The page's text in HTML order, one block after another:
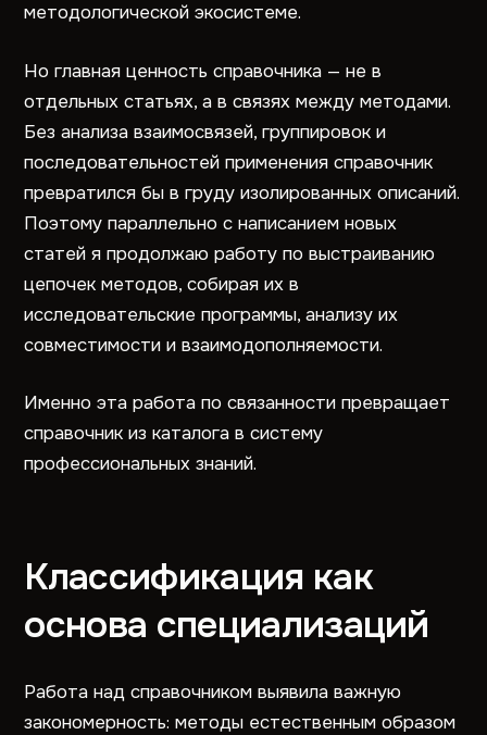
методологической экосистеме.
Но главная ценность справочника — не в
отдельных статьях, а в связях между методами.
Без анализа взаимосвязей, группировок и
последовательностей применения справочник
превратился бы в груду изолированных описаний.
Поэтому параллельно с написанием новых
статей я продолжаю работу по выстраиванию
цепочек методов, собирая их в
исследовательские программы, анализу их
совместимости и взаимодополняемости.
Именно эта работа по связанности превращает
справочник из каталога в систему
профессиональных знаний.
Классификация как
основа специализаций
Работа над справочником выявила важную
закономерность: методы естественным образом